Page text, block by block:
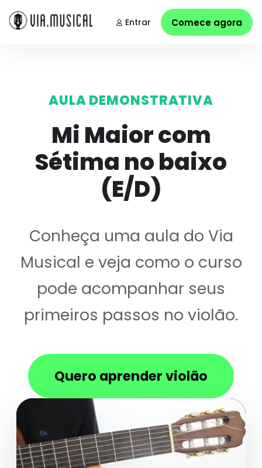
Entrar Comece agora
AULA DEMONSTRATIVA
Mi Maior com
Sétima no baixo
(E/D)
Conheça uma aula do Via
Musical e veja como o curso
pode acompanhar seus
primeiros passos no violão.
Quero aprender violão